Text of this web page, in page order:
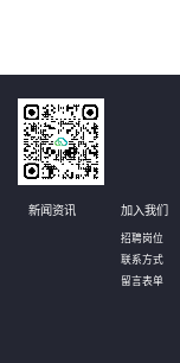
新闻资讯 加入我们
招聘岗位
联系方式
留言表单